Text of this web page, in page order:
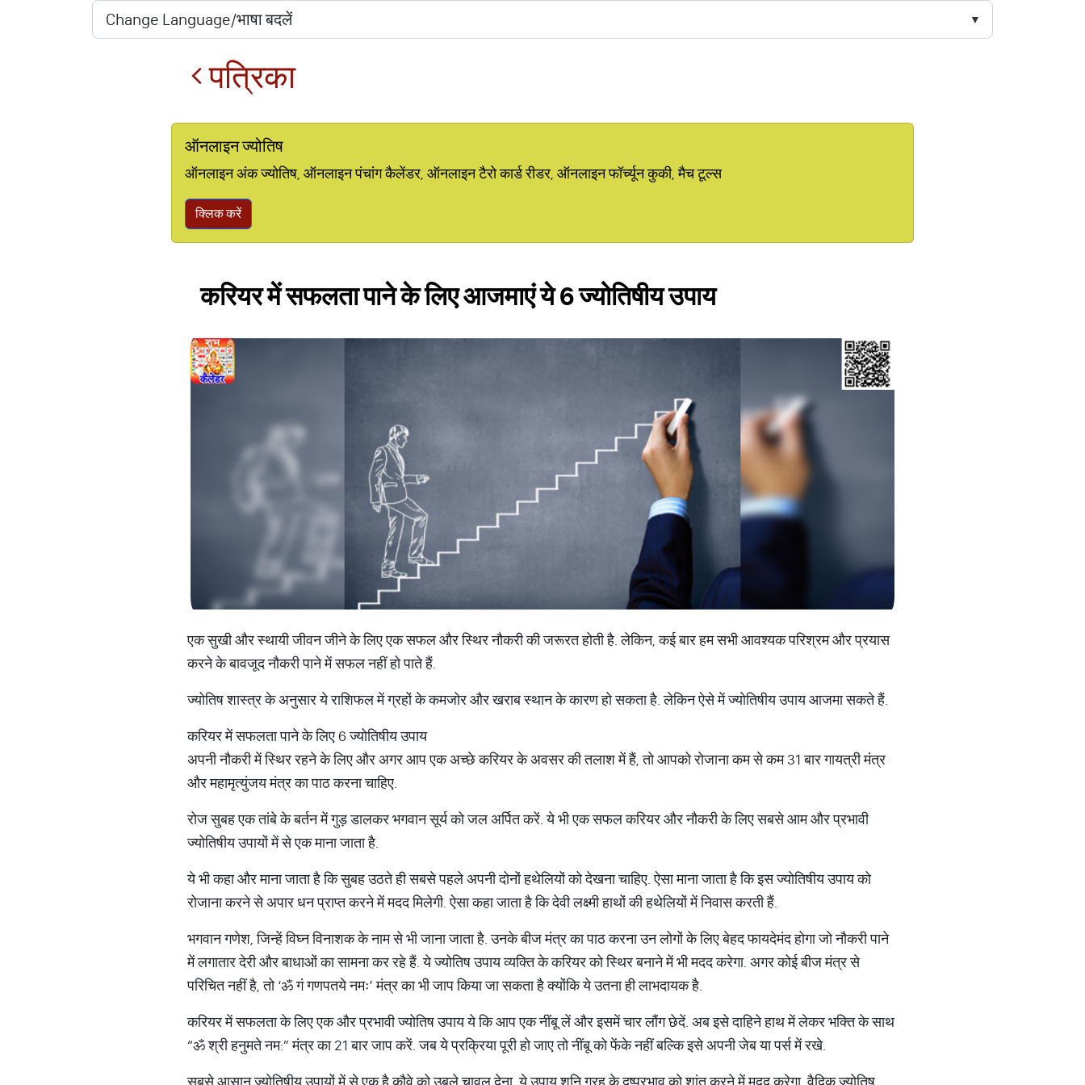
पत्रिका
ऑनलाइन ज्योतिष
ऑनलाइन अंक ज्योतिष, ऑनलाइन पंचांग कैलेंडर, ऑनलाइन टैरो कार्ड रीडर, ऑनलाइन फॉर्च्यून कुकी, मैच टूल्स
क्लिक करें
करियर में सफलता पाने के लिए आजमाएं ये 6 ज्योतिषीय उपाय
एक सुखी और स्थायी जीवन जीने के लिए एक सफल और स्थिर नौकरी की जरूरत होती है. लेकिन, कई बार हम सभी आवश्यक परिश्रम और प्रयास
करने के बावजूद नौकरी पाने में सफल नहीं हो पाते हैं.
ज्योतिष शास्त्र के अनुसार ये राशिफल में ग्रहों के कमजोर और खराब स्थान के कारण हो सकता है. लेकिन ऐसे में ज्योतिषीय उपाय आजमा सकते हैं.
करियर में सफलता पाने के लिए 6 ज्योतिषीय उपाय
अपनी नौकरी में स्थिर रहने के लिए और अगर आप एक अच्छे करियर के अवसर की तलाश में हैं, तो आपको रोजाना कम से कम 31 बार गायत्री मंत्र
और महामृत्युंजय मंत्र का पाठ करना चाहिए.
रोज सुबह एक तांबे के बर्तन में गुड़ डालकर भगवान सूर्य को जल अर्पित करें. ये भी एक सफल करियर और नौकरी के लिए सबसे आम और प्रभावी
ज्योतिषीय उपायों में से एक माना जाता है.
ये भी कहा और माना जाता है कि सुबह उठते ही सबसे पहले अपनी दोनों हथेलियों को देखना चाहिए. ऐसा माना जाता है कि इस ज्योतिषीय उपाय को
रोजाना करने से अपार धन प्राप्त करने में मदद मिलेगी. ऐसा कहा जाता है कि देवी लक्ष्मी हाथों की हथेलियों में निवास करती हैं.
भगवान गणेश, जिन्हें विघ्न विनाशक के नाम से भी जाना जाता है. उनके बीज मंत्र का पाठ करना उन लोगों के लिए बेहद फायदेमंद होगा जो नौकरी पाने
में लगातार देरी और बाधाओं का सामना कर रहे हैं. ये ज्योतिष उपाय व्यक्ति के करियर को स्थिर बनाने में भी मदद करेगा. अगर कोई बीज मंत्र से
परिचित नहीं है, तो ‘ॐ गं गणपतये नमः’ मंत्र का भी जाप किया जा सकता है क्योंकि ये उतना ही लाभदायक है.
करियर में सफलता के लिए एक और प्रभावी ज्योतिष उपाय ये कि आप एक नींबू लें और इसमें चार लौंग छेदें. अब इसे दाहिने हाथ में लेकर भक्ति के साथ
“ॐ श्री हनुमते नम:” मंत्र का 21 बार जाप करें. जब ये प्रक्रिया पूरी हो जाए तो नींबू को फेंके नहीं बल्कि इसे अपनी जेब या पर्स में रखे.